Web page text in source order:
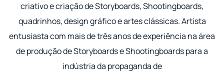
criativo e criação de Storyboards, Shootingboards,
quadrinhos, design gráfico e artes clássicas. Artista
entusiasta com mais de três anos de experiência na área
de produção de Storyboards e Shootingboards para a
indústria da propaganda de